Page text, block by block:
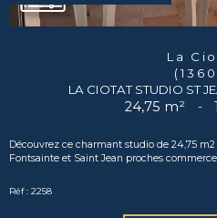
La
LA CIOTAT STUDIO ST
24,75 m² -
Découvrez ce charmant studio de 24,75
Fontsainte et Saint Jean proches
Réf : 2258